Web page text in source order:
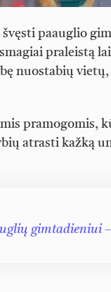
paauglio
praleistą
nuostabių
pramogomis,
atrasti kažką
gimtadieniui